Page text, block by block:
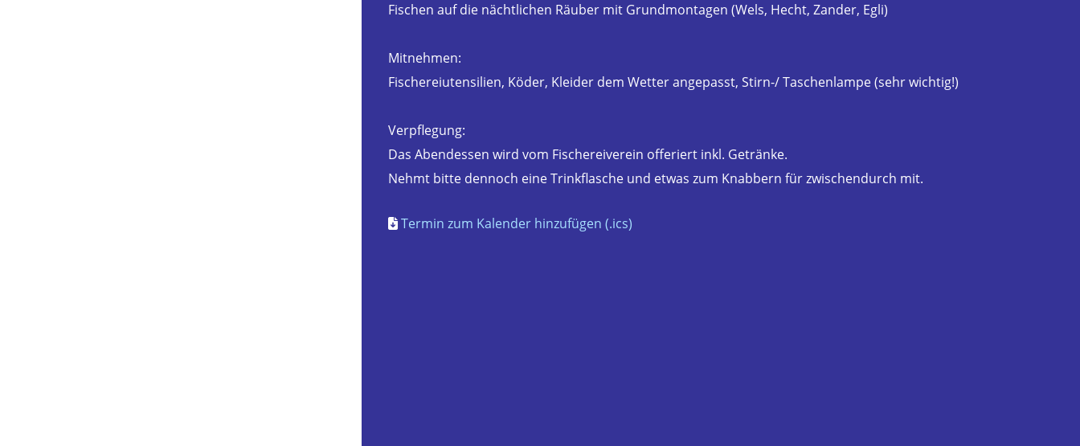
Fischen auf die nächtlichen Räuber mit Grundmontagen (Wels, Hecht, Zander, Egli)
Mitnehmen:
Fischereiutensilien, Köder, Kleider dem Wetter angepasst, Stirn-/ Taschenlampe (sehr wichtig!)
Verpflegung:
Das Abendessen wird vom Fischereiverein offeriert inkl. Getränke.
Nehmt bitte dennoch eine Trinkflasche und etwas zum Knabbern für zwischendurch mit.
Termin zum Kalender hinzufügen (.ics)